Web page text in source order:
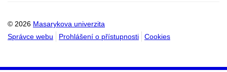
© 2026 Masarykova univerzita
Správce webu
Prohlášení o přístupnosti Cookies